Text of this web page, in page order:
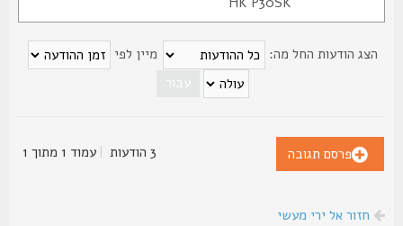
הודעות החל מה: מיין לפי
פרסם תגובה |עמוד1מתוך1
חזור אל ירי מעשי